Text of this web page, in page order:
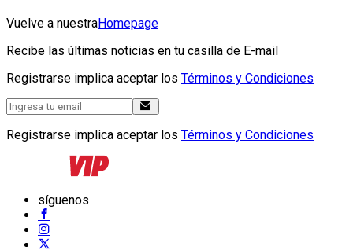
Vuelve a nuestraHomepage
Recibe las últimas noticias en tu casilla de E-mail
Registrarse implica aceptar los Términos y Condiciones
Registrarse implica aceptar los Términos y Condiciones
síguenos